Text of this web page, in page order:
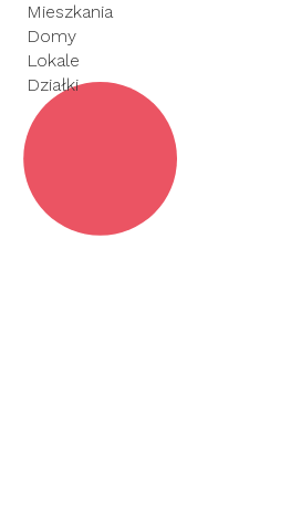
Mieszkania
Domy
Lokale
Działki